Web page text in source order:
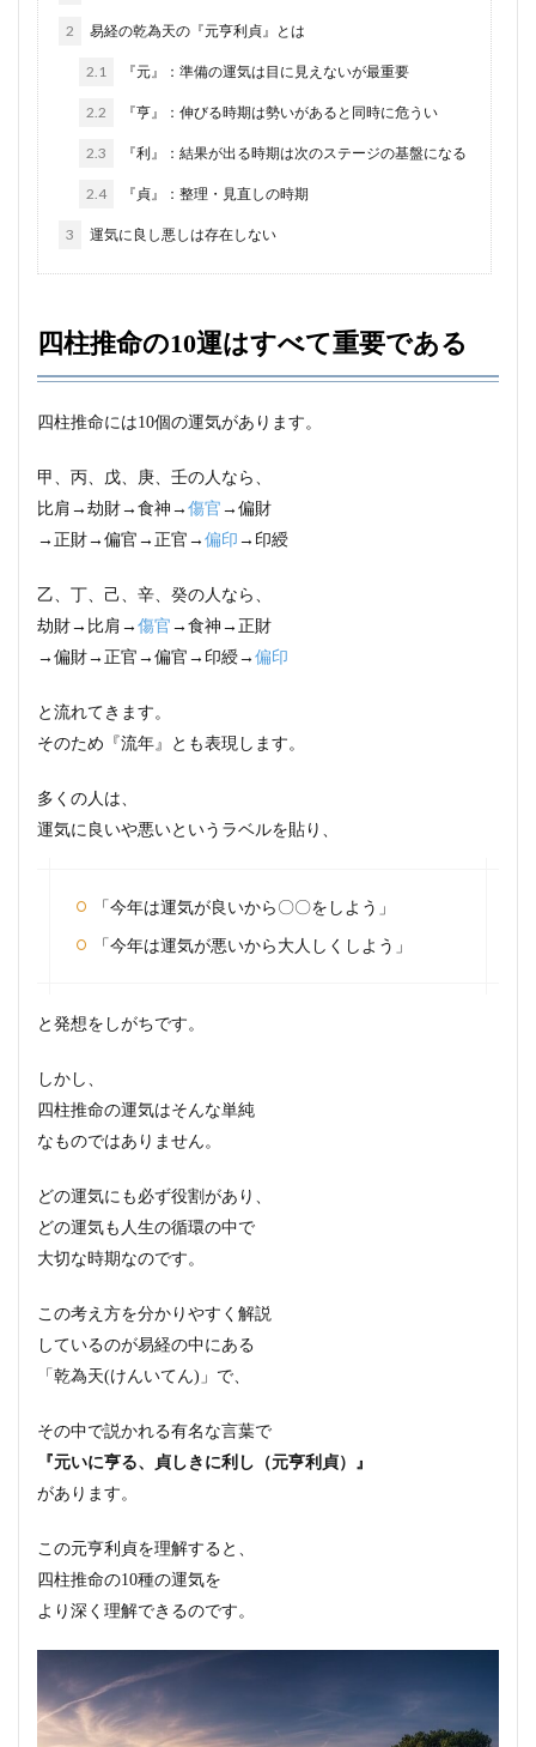
2 易経の乾為天の『元亨利貞』とは
2.1 『元』：準備の運気は目に見えないが最重要
2.2 『亨』：伸びる時期は勢いがあると同時に危うい
2.3 『利』：結果が出る時期は次のステージの基盤になる
2.4 『貞』：整理・見直しの時期
3 運気に良し悪しは存在しない
四柱推命の10運はすべて重要である
四柱推命には10個の運気があります。
甲、丙、戊、庚、壬の人なら、
比肩→劫財→食神→ 傷官 →偏財
→正財→偏官→正官→ 偏印 →印綬
乙、丁、己、辛、癸の人なら、
劫財→比肩→ 傷官 →食神→正財
→偏財→正官→偏官→印綬→ 偏印
と流れてきます。
そのため『流年』とも表現します。
多くの人は、
運気に良いや悪いというラベルを貼り、
「今年は運気が良いから〇〇をしよう」
「今年は運気が悪いから大人しくしよう」
と発想をしがちです。
しかし、
四柱推命の運気はそんな単純
なものではありません。
どの運気にも必ず役割があり、
どの運気も人生の循環の中で
大切な時期なのです。
この考え方を分かりやすく解説
しているのが易経の中にある
「乾為天(けんいてん)」で、
その中で説かれる有名な言葉で
『元いに亨る、貞しきに利し（元亨利貞）』
があります。
この元亨利貞を理解すると、
四柱推命の10種の運気を
より深く理解できるのです。